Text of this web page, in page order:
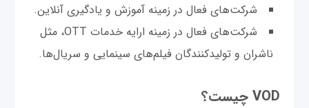
شرکت‌های فعال در زمینه آموزش و یادگیری آنلاین.
شرکت‌های فعال در زمینه ارایه خدمات OTT، مثل
ناشران و تولیدکنندگان فیلم‌های سینمایی و سریال‌ها.
VOD چیست؟